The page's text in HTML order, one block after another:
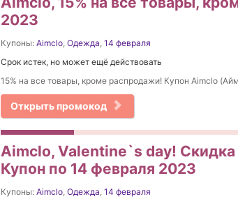
2023
Купоны: Aimclo, Одежда, 14 февраля
Срок истек, но может ещё действовать
15% на все товары, кроме распродажи! Купон Aimclo
Открыть промокод
Aimclo, Valentine`s day! Cкидка
Купон по 14 февраля 2023
Купоны: Aimclo, Одежда, 14 февраля